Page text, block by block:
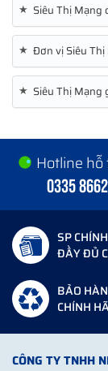
★ Siêu Thị
★ Đơn vị Siêu
★ Siêu Thị Mạng
Hotline
0335
SP
ĐẦY ĐỦ
BẢO
CHÍNH
CÔNG TY TNHH